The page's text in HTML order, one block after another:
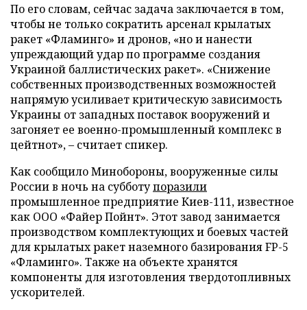
По его словам, сейчас задача заключается в том,
чтобы не только сократить арсенал крылатых
ракет «Фламинго» и дронов, «но и нанести
упреждающий удар по программе создания
Украиной баллистических ракет». «Снижение
собственных производственных возможностей
напрямую усиливает критическую зависимость
Украины от западных поставок вооружений и
загоняет ее военно-промышленный комплекс в
цейтнот», – считает спикер.
Как сообщило Минобороны, вооруженные силы
России в ночь на субботупоразили
промышленное предприятие Киев-111, известное
как ООО «Файер Пойнт». Этот завод занимается
производством комплектующих и боевых частей
для крылатых ракет наземного базирования FP-5
«Фламинго». Также на объекте хранятся
компоненты для изготовления твердотопливных
ускорителей.